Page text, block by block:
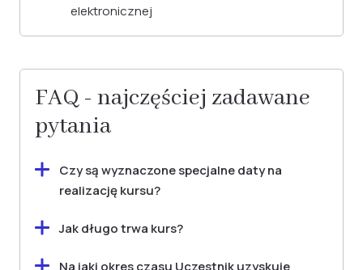
elektronicznej
FAQ - najczęściej zadawane
pytania
Czy są wyznaczone specjalne daty na
realizację kursu?
kursów, co daje Ci pełną elastyczność w
rozpoczęciu nauki według własnego planu.
Jak długo trwa kurs?
Na jaki okres czasu Uczestnik uzyskuje